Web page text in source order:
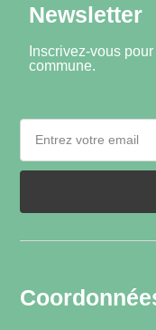
Newsletter
Inscrivez-vous
commune.